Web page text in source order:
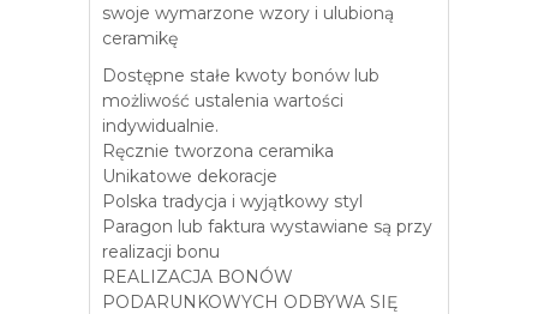
swoje wymarzone wzory i ulubioną
ceramikę
Dostępne stałe kwoty bonów lub
możliwość ustalenia wartości
indywidualnie.
Ręcznie tworzona ceramika
Unikatowe dekoracje
Polska tradycja i wyjątkowy styl
Paragon lub faktura wystawiane są przy
realizacji bonu
REALIZACJA BONÓW
PODARUNKOWYCH ODBYWA SIĘ